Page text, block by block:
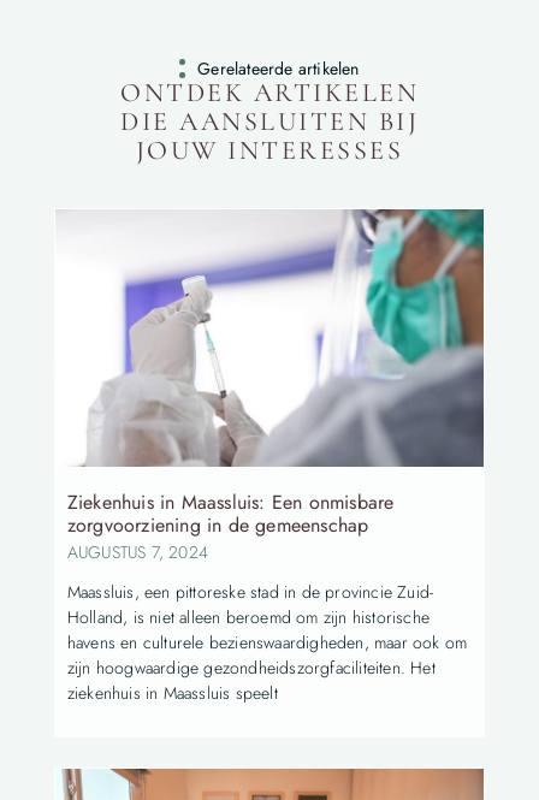
Gerelateerde artikelen
ONTDEK ARTIKELEN
DIE AANSLUITEN BIJ
JOUW INTERESSES
Ziekenhuis in Maassluis: Een onmisbare
zorgvoorziening in de gemeenschap
AUGUSTUS 7, 2024
Maassluis, een pittoreske stad in de provincie Zuid-
Holland, is niet alleen beroemd om zijn historische
havens en culturele bezienswaardigheden, maar ook om
zijn hoogwaardige gezondheidszorgfaciliteiten. Het
ziekenhuis in Maassluis speelt